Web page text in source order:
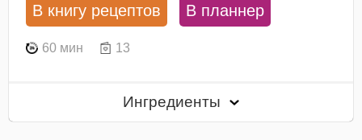
В книгу рецептов В планнер
60 мин 13
Ингредиенты